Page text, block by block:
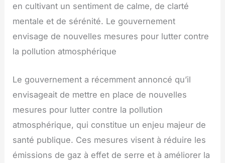
en cultivant un sentiment de calme, de clarté
mentale et de sérénité. Le gouvernement
envisage de nouvelles mesures pour lutter contre
la pollution atmosphérique
Le gouvernement a récemment annoncé qu’il
envisageait de mettre en place de nouvelles
mesures pour lutter contre la pollution
atmosphérique, qui constitue un enjeu majeur de
santé publique. Ces mesures visent à réduire les
émissions de gaz à effet de serre et à améliorer la